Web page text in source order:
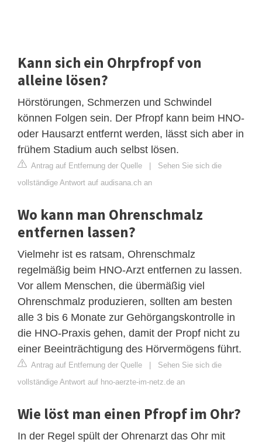
Kann sich ein Ohrpfropf von
alleine lösen?
Hörstörungen, Schmerzen und Schwindel
können Folgen sein. Der Pfropf kann beim HNO-
oder Hausarzt entfernt werden, lässt sich aber in
frühem Stadium auch selbst lösen.
Antrag auf Entfernung der Quelle | Sehen Sie sich die
vollständige Antwort auf audisana.ch an
Wo kann man Ohrenschmalz
entfernen lassen?
Vielmehr ist es ratsam, Ohrenschmalz
regelmäßig beim HNO-Arzt entfernen zu lassen.
Vor allem Menschen, die übermäßig viel
Ohrenschmalz produzieren, sollten am besten
alle 3 bis 6 Monate zur Gehörgangskontrolle in
die HNO-Praxis gehen, damit der Propf nicht zu
einer Beeinträchtigung des Hörvermögens führt.
Antrag auf Entfernung der Quelle | Sehen Sie sich die
vollständige Antwort auf hno-aerzte-im-netz.de an
Wie löst man einen Pfropf im Ohr?
In der Regel spült der Ohrenarzt das Ohr mit